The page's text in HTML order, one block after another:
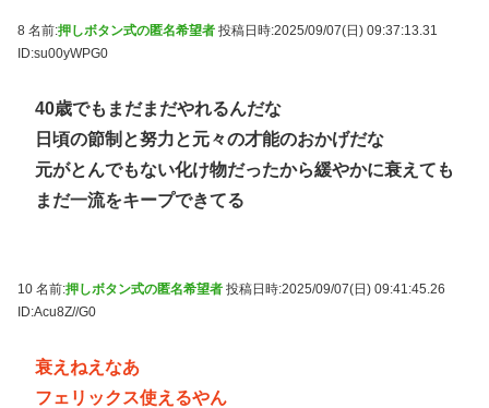
8 名前:押しボタン式の匿名希望者 投稿日時:2025/09/07(日) 09:37:13.31
ID:su00yWPG0
40歳でもまだまだやれるんだな
日頃の節制と努力と元々の才能のおかげだな
元がとんでもない化け物だったから緩やかに衰えても
まだ一流をキープできてる
10 名前:押しボタン式の匿名希望者 投稿日時:2025/09/07(日) 09:41:45.26
ID:Acu8Z//G0
衰えねえなあ
フェリックス使えるやん